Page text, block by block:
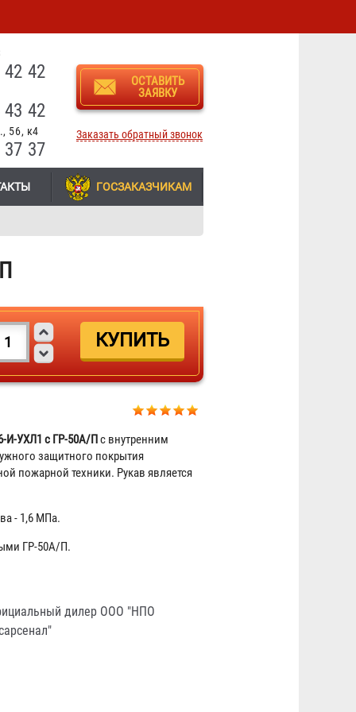
42
42
56, к4
37
ОСТАВИТЬ
ЗАЯВКУ
Заказать обратный звонок
ГОСЗАКАЗЧИКАМ
И-УХЛ1 с ГР-50А/Пс внутренним
защитного покрытия
пожарной техники. Рукав является
- 1,6 МПа.
ГР-50А/П.
дилер ООО "НПО